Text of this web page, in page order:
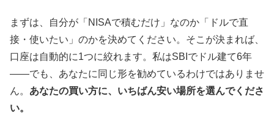
まずは、自分が「NISAで積むだけ」なのか「ドルで直
接・使いたい」のかを決めてください。そこが決まれば、
口座は自動的に1つに絞れます。私はSBIでドル建て6年
——でも、あなたに同じ形を勧めているわけではありませ
ん。 あなたの買い方に、いちばん安い場所を選んでくださ
い。